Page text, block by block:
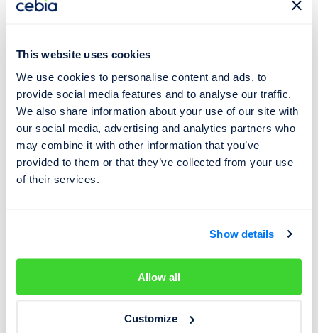
This website uses cookies
We use cookies to personalise content and ads, to
provide social media features and to analyse our traffic.
We also share information about your use of our site with
our social media, advertising and analytics partners who
may combine it with other information that you’ve
provided to them or that they’ve collected from your use
of their services.
Show details
Allow all
Customize
unikátní systém CebiCAT GT. Tento systém nejprve
online přesně identifikuje vozidlo podle zadaného VIN, a
to jak značku, model, provedení, stáří, ale i výbavový
stupeň včetně rozsahu příplatkové výbavy. Na
identifikaci vozidla přímo navazuje ocenění
identifikovaného vozidla, tzn. stanovení jeho obvyklé
tržní ceny na českém trhu. CebiCat GT navíc pro
srovnání zobrazuje inzeráty konkrétních podobných
pojišťovací makléři, importéři a prodejci vozidel v ČR i v
zahraničí. CebiCat GT byl vybrán mezinárodní porotou
Business Excellence jako nejinovativnější produkt na
oceňování vozidel roku 2017.